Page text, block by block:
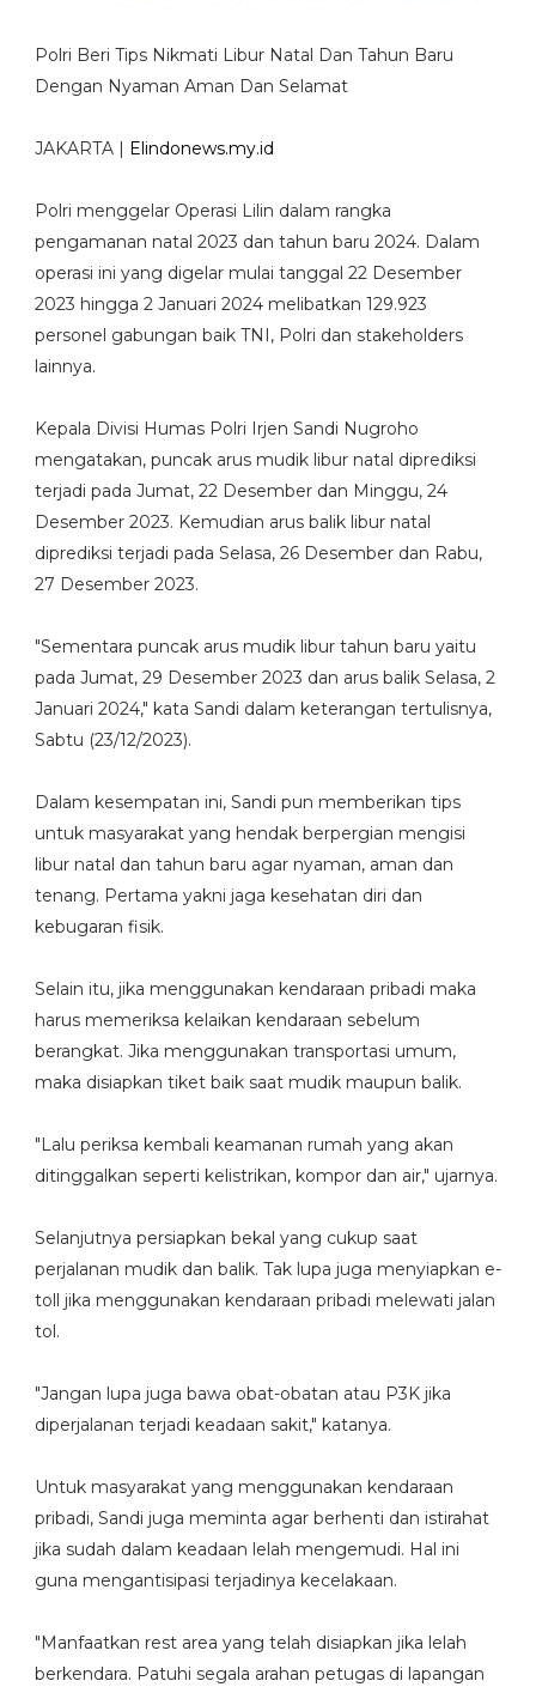
Polri Beri Tips Nikmati Libur Natal Dan Tahun Baru
Dengan Nyaman Aman Dan Selamat
JAKARTA | Elindonews.my.id
Polri menggelar Operasi Lilin dalam rangka
pengamanan natal 2023 dan tahun baru 2024. Dalam
operasi ini yang digelar mulai tanggal 22 Desember
2023 hingga 2 Januari 2024 melibatkan 129.923
personel gabungan baik TNI, Polri dan stakeholders
lainnya.
Kepala Divisi Humas Polri Irjen Sandi Nugroho
mengatakan, puncak arus mudik libur natal diprediksi
terjadi pada Jumat, 22 Desember dan Minggu, 24
Desember 2023. Kemudian arus balik libur natal
diprediksi terjadi pada Selasa, 26 Desember dan Rabu,
27 Desember 2023.
"Sementara puncak arus mudik libur tahun baru yaitu
pada Jumat, 29 Desember 2023 dan arus balik Selasa, 2
Januari 2024," kata Sandi dalam keterangan tertulisnya,
Sabtu (23/12/2023).
Dalam kesempatan ini, Sandi pun memberikan tips
untuk masyarakat yang hendak berpergian mengisi
libur natal dan tahun baru agar nyaman, aman dan
tenang. Pertama yakni jaga kesehatan diri dan
kebugaran fisik.
Selain itu, jika menggunakan kendaraan pribadi maka
harus memeriksa kelaikan kendaraan sebelum
berangkat. Jika menggunakan transportasi umum,
maka disiapkan tiket baik saat mudik maupun balik.
"Lalu periksa kembali keamanan rumah yang akan
ditinggalkan seperti kelistrikan, kompor dan air," ujarnya.
Selanjutnya persiapkan bekal yang cukup saat
perjalanan mudik dan balik. Tak lupa juga menyiapkan e-
toll jika menggunakan kendaraan pribadi melewati jalan
tol.
"Jangan lupa juga bawa obat-obatan atau P3K jika
diperjalanan terjadi keadaan sakit," katanya.
Untuk masyarakat yang menggunakan kendaraan
pribadi, Sandi juga meminta agar berhenti dan istirahat
jika sudah dalam keadaan lelah mengemudi. Hal ini
guna mengantisipasi terjadinya kecelakaan.
"Manfaatkan rest area yang telah disiapkan jika lelah
berkendara. Patuhi segala arahan petugas di lapangan